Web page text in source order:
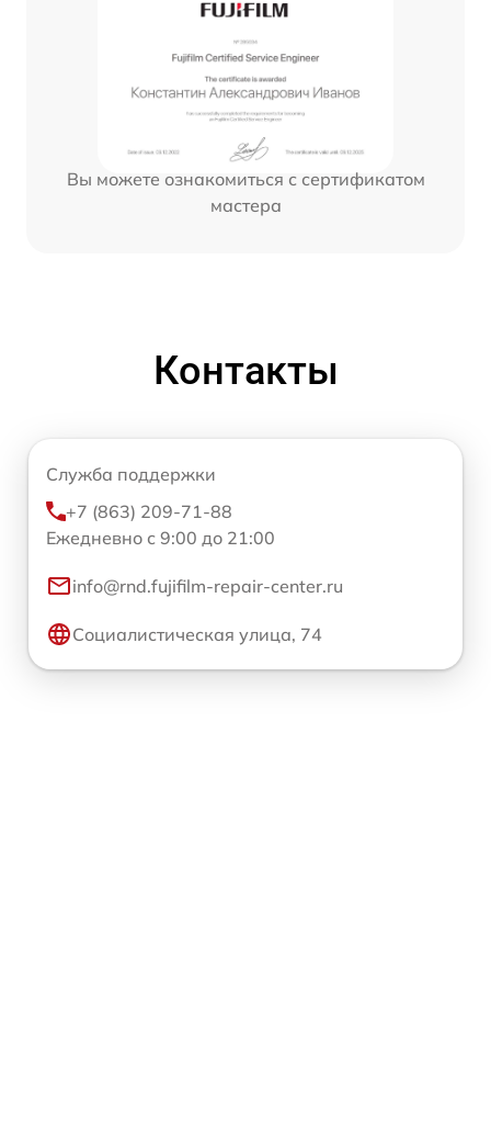
Вы можете ознакомиться с сертификатом
мастера
Контакты
Служба поддержки
+7 (863) 209-71-88
Ежедневно с 9:00 до 21:00
info@rnd.fujifilm-repair-center.ru
Социалистическая улица, 74